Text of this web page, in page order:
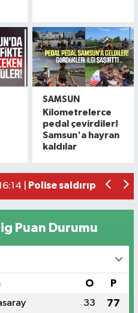
SAMSUN
Kilometrelerce
pedal çevirdiler!
Samsun'a hayran
kaldılar
20. Kunduz Yağlı
Samsun'da genç
Rusya açıklarında
|
Polise saldırıp
Puan Durumu
O P
33 77